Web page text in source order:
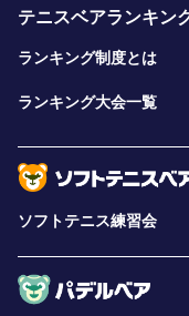
テニスベアランキン
ランキング制度とは
ランキング大会一覧
ソフトテニス練習会